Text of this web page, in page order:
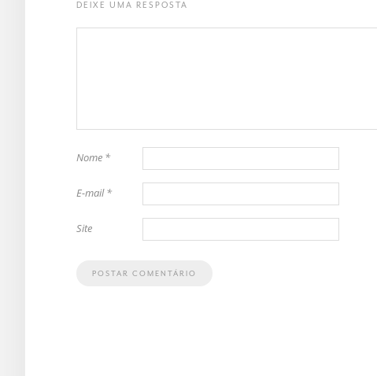
DEIXE UMA RESPOSTA
Nome *
E-mail*
Site